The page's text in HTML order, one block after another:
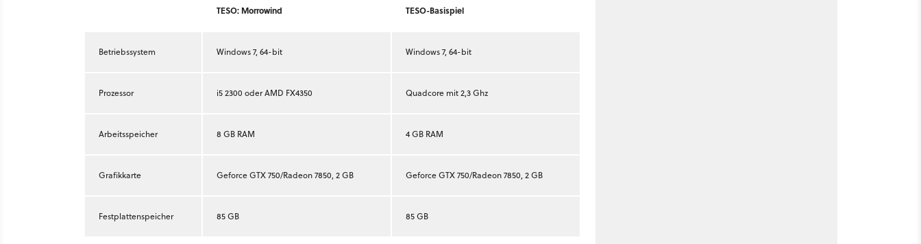
TESO: Morrowind TESO-Basispiel
Festplattenspeicher 85 GB 85 GB
Betriebssystem Windows 7, 64-bit Windows 7, 64-bit
Prozessor i5 2300 oder AMD FX4350 Quadcore mit 2,3 Ghz
Arbeitsspeicher 8 GB RAM 4 GB RAM
Grafikkarte Geforce GTX 750/Radeon 7850, 2 GB Geforce GTX 750/Radeon 7850, 2 GB